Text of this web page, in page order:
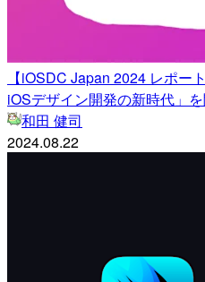
【iOSDC Japan 2024 レポー
iOSデザイン開発の新時代」
和田 健司
2024.08.22